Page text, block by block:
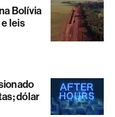
Bolívia
leis
dólar